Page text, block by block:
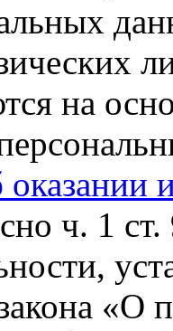
на
ч. 1
«О